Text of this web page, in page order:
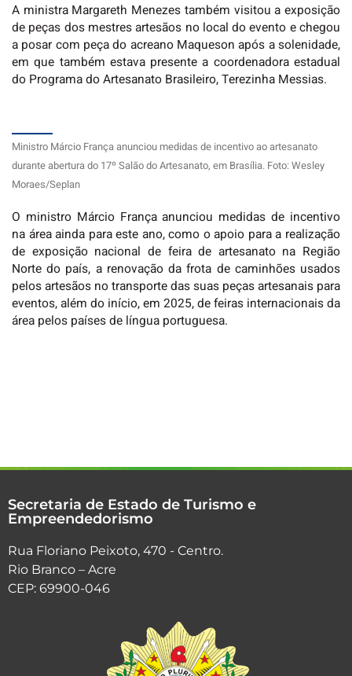
A ministra Margareth Menezes também visitou a exposição
de peças dos mestres artesãos no local do evento e chegou
a posar com peça do acreano Maqueson após a solenidade,
em que também estava presente a coordenadora estadual
do Programa do Artesanato Brasileiro, Terezinha Messias.
Ministro Márcio França anunciou medidas de incentivo ao artesanato
durante abertura do 17º Salão do Artesanato, em Brasília. Foto: Wesley
Moraes/Seplan
O ministro Márcio França anunciou medidas de incentivo
na área ainda para este ano, como o apoio para a realização
de exposição nacional de feira de artesanato na Região
Norte do país, a renovação da frota de caminhões usados
pelos artesãos no transporte das suas peças artesanais para
eventos, além do início, em 2025, de feiras internacionais da
área pelos países de língua portuguesa.
Secretaria de Estado de Turismo e
Empreendedorismo
Rua Floriano Peixoto, 470 - Centro.
Rio Branco – Acre
CEP: 69900-046